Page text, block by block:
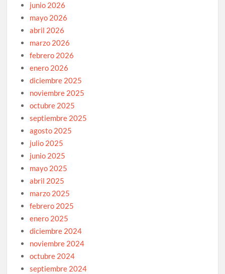
junio 2026
mayo 2026
abril 2026
marzo 2026
febrero 2026
enero 2026
diciembre 2025
noviembre 2025
octubre 2025
septiembre 2025
agosto 2025
julio 2025
junio 2025
mayo 2025
abril 2025
marzo 2025
febrero 2025
enero 2025
diciembre 2024
noviembre 2024
octubre 2024
septiembre 2024